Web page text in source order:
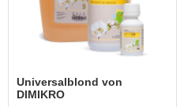
Universalblond von
DIMIKRO